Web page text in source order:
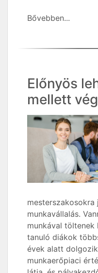
Bővebben...
Előnyös
mellett
munkavállalás.
munkával töltenek
tanuló diákok
évek alatt
munkaerőpiaci